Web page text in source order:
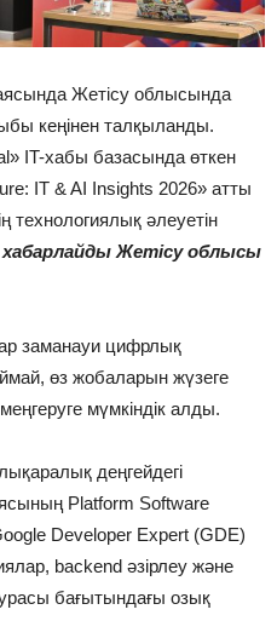
Жетісу облысында
кеңінен талқыланды.
IT-хабы базасында өткен
IT & AI Insights 2026» атты
технологиялық әлеуетін
хабарлайды Жетісу облысы
заманауи цифрлық
өз жобаларын жүзеге
мүмкіндік алды.
деңгейдегі
Platform Software
Developer Expert (GDE)
backend әзірлеу және
бағытындағы озық